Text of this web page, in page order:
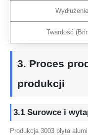
Wydłużenie
Twardość
3. Proces
produkcji
3.1 Surowce i
Produkcja 3003 płyta